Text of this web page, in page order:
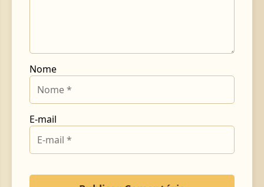
Nome
E-mail